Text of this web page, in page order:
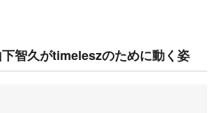
智久がtimeleszのために動く姿